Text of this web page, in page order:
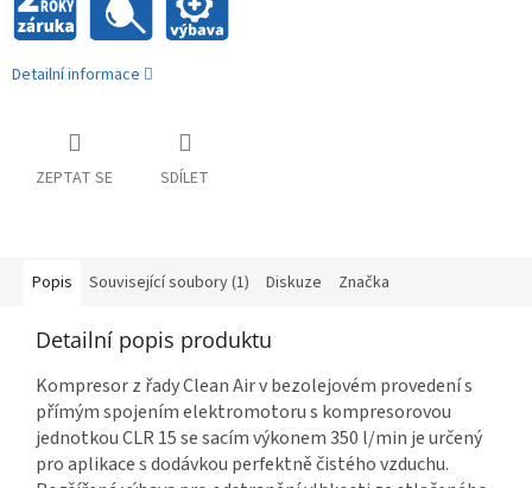
Detailní informace
ZEPTAT SE SDÍLET
Popis Související soubory (1) Diskuze Značka
Detailní popis produktu
Kompresor z řady Clean Air v bezolejovém provedení s
přímým spojením elektromotoru s kompresorovou
jednotkou CLR 15 se sacím výkonem 350 l/min je určený
pro aplikace s dodávkou perfektně čistého vzduchu.